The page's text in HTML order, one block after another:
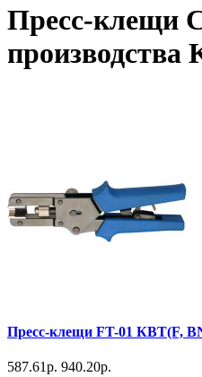
Пресс-клещи
производства
Пресс-клещи FT-01 КВТ(F,
587.61р. 940.20р.